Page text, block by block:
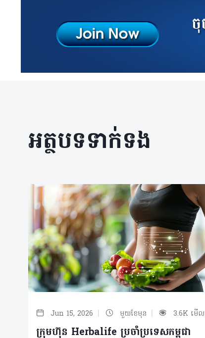
អត្ថបទទាក់ទង
Jun 15, 2026 | មួយខែមុន | 3.6K មើល
ក្រុមហ៊ុន Herbalife ប្រចាំប្រទេសកម្ពុជា